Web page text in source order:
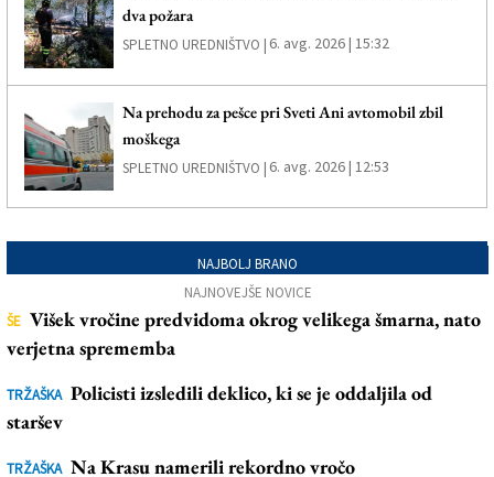
dva požara
SPLETNO UREDNIŠTVO | 6. avg. 2026 | 15:32
Na prehodu za pešce pri Sveti Ani avtomobil zbil
moškega
SPLETNO UREDNIŠTVO | 6. avg. 2026 | 12:53
NAJBOLJ BRANO
NAJNOVEJŠE NOVICE
ŠE Višek vročine predvidoma okrog velikega šmarna, nato
verjetna sprememba
TRŽAŠKA Policisti izsledili deklico, ki se je oddaljila od
staršev
TRŽAŠKA Na Krasu namerili rekordno vročo